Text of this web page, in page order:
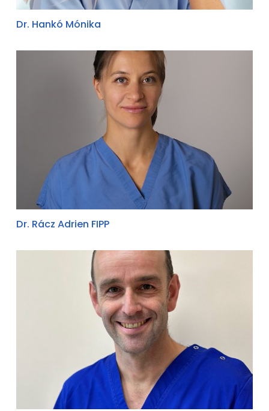
Dr. Hankó Mónika
Dr. Rácz Adrien FIPP